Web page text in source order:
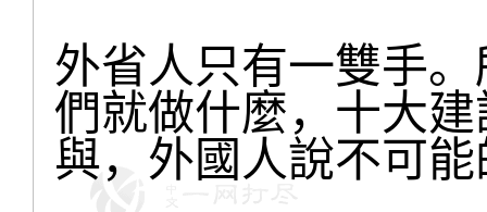
外省人只有一雙手
們就做什麼，十大
與，外國人說不可